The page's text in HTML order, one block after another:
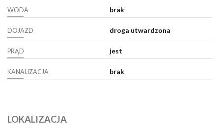
WODA brak
DOJAZD droga utwardzona
PRĄD jest
KANALIZACJA brak
LOKALIZACJA